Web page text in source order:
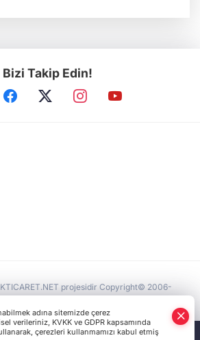
Ocakları Darıca'da yeni dönem...
Bizi Takip Edin!
projesidir Copyright© 2006-
adına sitemizde çerez
verileriniz, KVKK ve GDPR kapsamında
çerezleri kullanmamızı kabul etmiş